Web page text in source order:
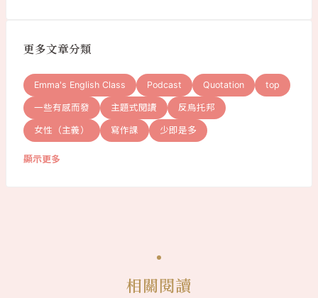
更多文章分類
Emma's English Class Podcast Quotation top
一些有感而發 主題式閱讀 反烏托邦
女性（主義） 寫作課 少即是多
顯示更多
相關閱讀